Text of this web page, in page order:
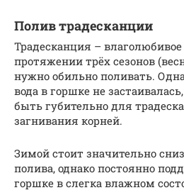
Полив традесканции
Традесканция – влаголюбивое
протяжении трёх сезонов
нужно обильно поливать.
вода в горшке не
быть губительно для
загнивания корней.
Зимой стоит значительно
полива, однако постоянно
горшке в слегка влажном